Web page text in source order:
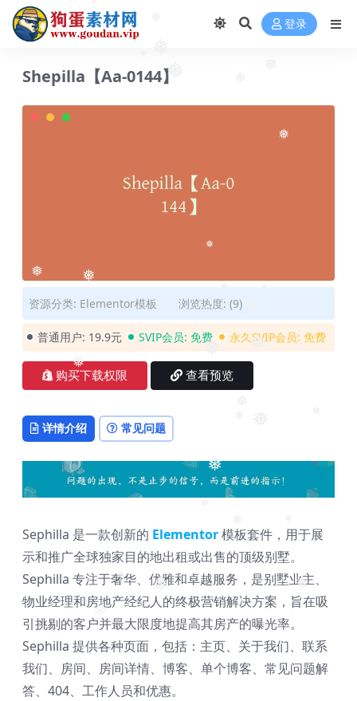
❅
❅
❅
❅
❅
❅
❅
❅
❅
❅
❅
❅
❅
❅
❅
登录
Shepilla【Aa-0144】
资源分类: Elementor模板 浏览热度: (9)
普通用户: 19.9元 SVIP会员: 免费 永久SVIP会员: 免费
购买下载权限 查看预览
详情介绍 常见问题
Sephilla 是一款创新的 Elementor模板套件，用于展
示和推广全球独家目的地出租或出售的顶级别墅。
Sephilla 专注于奢华、优雅和卓越服务，是别墅业主、
物业经理和房地产经纪人的终极营销解决方案，旨在吸
引挑剔的客户并最大限度地提高其房产的曝光率。
Sephilla 提供各种页面，包括：主页、关于我们、联系
我们、房间、房间详情、博客、单个博客、常见问题解
答、404、工作人员和优惠。